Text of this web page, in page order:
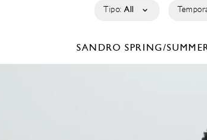
Tipo: All
SANDROSPRING/